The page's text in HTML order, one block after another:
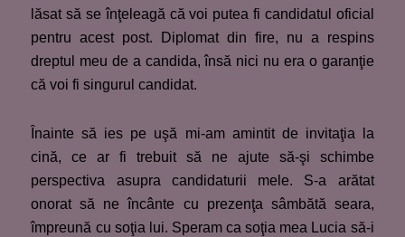
lăsat să se înţeleagă că voi putea fi candidatul oficial
pentru acest post. Diplomat din fire, nu a respins
dreptul meu de a candida, însă nici nu era o garanţie
că voi fi singurul candidat.
Înainte să ies pe uşă mi-am amintit de invitaţia la
cină, ce ar fi trebuit să ne ajute să-şi schimbe
perspectiva asupra candidaturii mele. S-a arătat
onorat să ne încânte cu prezenţa sâmbătă seara,
împreună cu soţia lui. Speram ca soţia mea Lucia să-i